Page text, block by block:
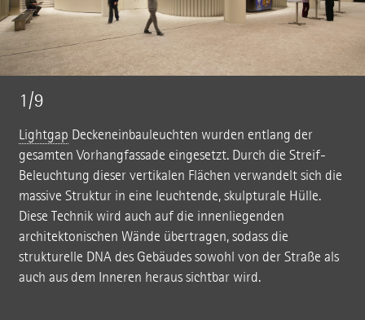
1/9
Lightgap Deckeneinbauleuchten wurden entlang der
gesamten Vorhangfassade eingesetzt. Durch die Streif-
Beleuchtung dieser vertikalen Flächen verwandelt sich die
massive Struktur in eine leuchtende, skulpturale Hülle.
Diese Technik wird auch auf die innenliegenden
architektonischen Wände übertragen, sodass die
strukturelle DNA des Gebäudes sowohl von der Straße als
auch aus dem Inneren heraus sichtbar wird.